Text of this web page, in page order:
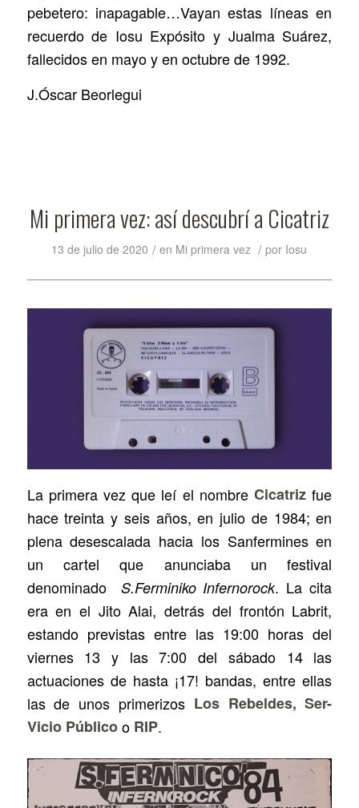
pebetero: inapagable…Vayan estas líneas en
recuerdo de Iosu Expósito y Jualma Suárez,
fallecidos en mayo y en octubre de 1992.
J.Óscar Beorlegui
Mi primera vez: así descubrí a Cicatriz
13 de julio de 2020 / en Mi primera vez / por Iosu
La primera vez que leí el nombreCicatriz fue
hace treinta y seis años, en julio de 1984; en
plena desescalada hacia los Sanfermines en
un cartel que anunciaba un festival
denominado S.Ferminiko Infernorock. La cita
era en el Jito Alai, detrás del frontón Labrit,
estando previstas entre las 19:00 horas del
viernes 13 y las 7:00 del sábado 14 las
actuaciones de hasta ¡17! bandas, entre ellas
las de unos primerizos Los Rebeldes, Ser-
Vicio Públicoo RIP.